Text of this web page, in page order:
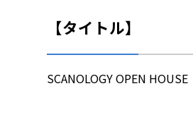
【タイトル】
SCANOLOGY OPEN HOUSE